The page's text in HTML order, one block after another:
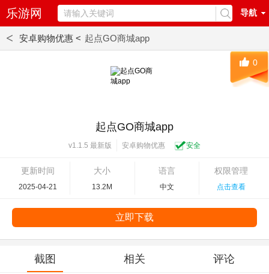
乐游网 导航
< 安卓购物优惠 < 起点GO商城app
起点GO商城app
v1.1.5 最新版 安卓购物优惠 安全
更新时间
2025-04-21
大小
13.2M
语言
中文
权限管理
点击查看
0
立即下载
截图 相关 评论